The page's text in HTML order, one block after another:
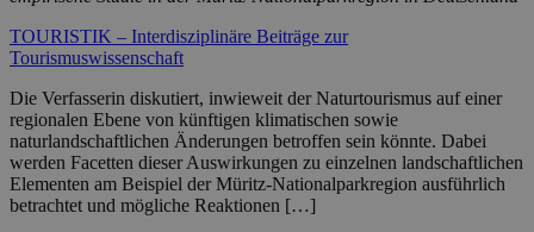
TOURISTIK – Interdisziplinäre Beiträge zur
Tourismuswissenschaft
Die Verfasserin diskutiert, inwieweit der Naturtourismus auf einer
regionalen Ebene von künftigen klimatischen sowie
naturlandschaftlichen Änderungen betroffen sein könnte. Dabei
werden Facetten dieser Auswirkungen zu einzelnen landschaftlichen
Elementen am Beispiel der Müritz-Nationalparkregion ausführlich
betrachtet und mögliche Reaktionen […]